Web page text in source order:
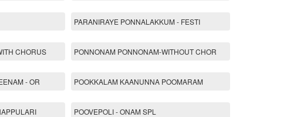
PARANIRAYE PONNALAKKUM - FESTI
CHORUS PONNONAM PONNONAM-WITHOUT CHOR
- OR POOKKALAM KAANUNNA POOMARAM
POOVEPOLI - ONAM SPL